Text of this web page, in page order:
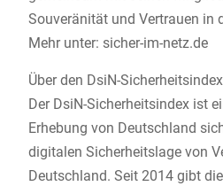
Souveränität und Vertrauen in
Mehr unter: sicher-im-netz.de
Über den DsiN-Sicherheitsindex
Der DsiN-Sicherheitsindex ist
Erhebung von Deutschland
digitalen Sicherheitslage von
Deutschland. Seit 2014 gibt